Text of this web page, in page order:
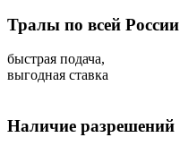
Тралы по всей России
быстрая подача,
выгодная ставка
Наличие разрешений